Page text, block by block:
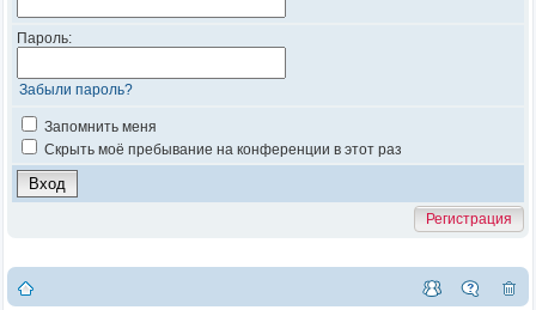
Пароль:
Забыли пароль?
Запомнить меня
Скрыть моё пребывание на конференции в этот раз
Регистрация